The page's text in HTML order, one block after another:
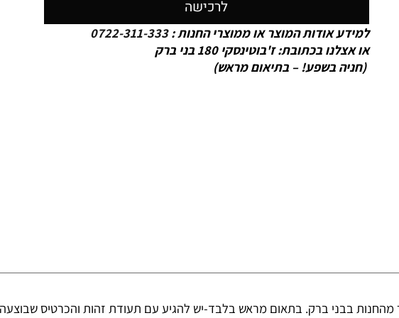
לרכישה
למידע אודות המוצר או ממוצרי החנות :0722-311-333
או אצלנו בכתובת: ז'בוטינסקי 180 בני ברק